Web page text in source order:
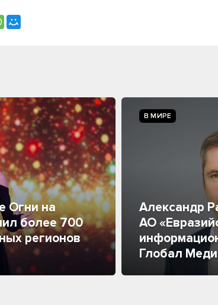
Огни на
более 700
регионов
В МИРЕ
Александр
АО
Глобал